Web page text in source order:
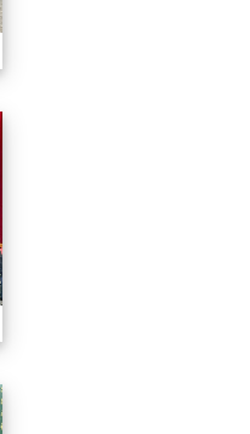
2026/01/07會考誓師活
2026/01/07會考誓師活